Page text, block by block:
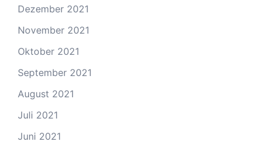
Dezember 2021
November 2021
Oktober 2021
September 2021
August 2021
Juli 2021
Juni 2021